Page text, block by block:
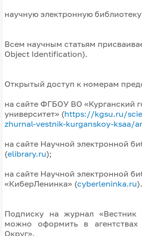
научную электронную
Всем научным статьям
Object Identification).
Открытый доступ к номерам
на сайте ФГБОУ ВО «Курганский
университет» (https://kgsu.ru/
zhurnal-vestnik-kurganskoy-ksaa/
на сайте Научной электронной
(elibrary.ru);
на сайте Научной электронной
«КиберЛенинка» (cyberleninka.ru).
Подписку на журнал «Вестник
можно оформить в
Округ».